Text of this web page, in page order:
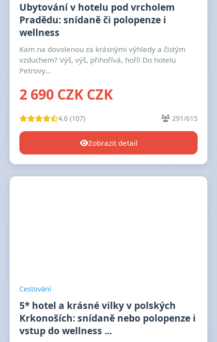
Ubytování v hotelu pod vrcholem
Pradědu: snídaně či polopenze i
wellness
Kam na dovolenou za krásnými výhledy a čistým
vzduchem? Výš, výš, přihořívá, hoří! Do hotelu
Petrovy...
2 690 CZK CZK
4.6 (107) 291/615
Zobrazit detail
Cestování
5* hotel a krásné vilky v polských
Krkonoších: snídaně nebo polopenze i
vstup do wellness ...